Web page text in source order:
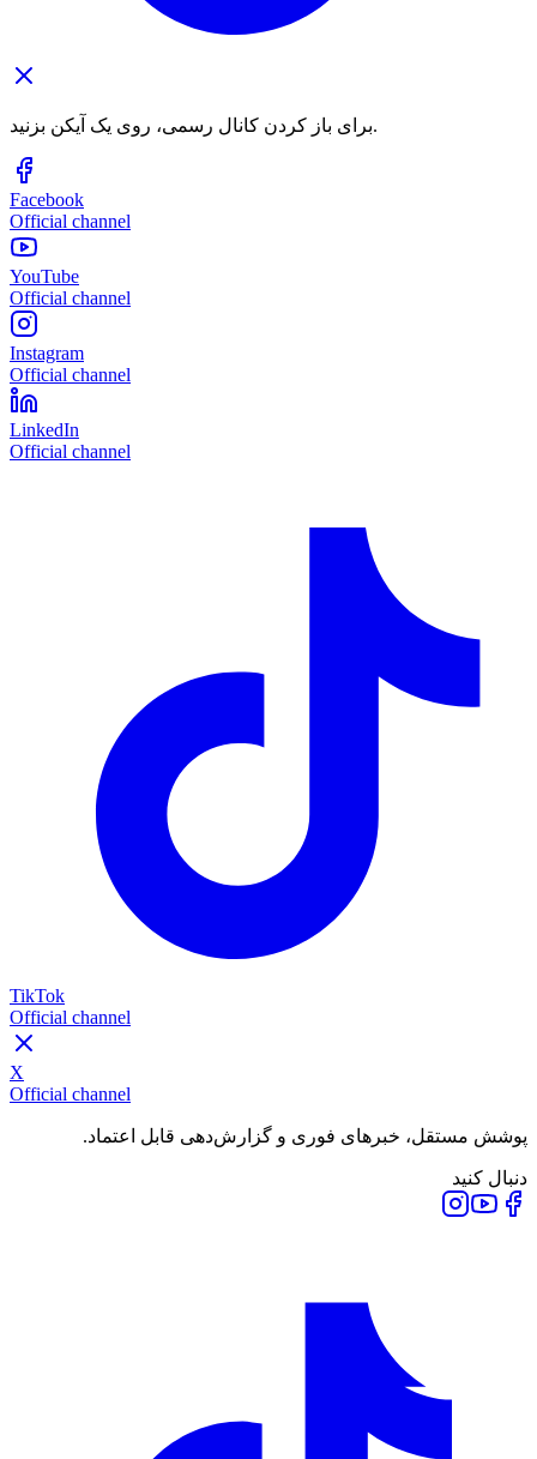
برای باز کردن کانال رسمی، روی یک آیکن بزنید.
Facebook
Official channel
YouTube
Official channel
Instagram
Official channel
LinkedIn
Official channel
TikTok
Official channel
X
Official channel
پوشش مستقل، خبرهای فوری و گزارش‌دهی قابل اعتماد.
دنبال کنید